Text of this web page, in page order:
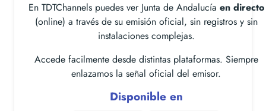
En TDTChannels puedes ver Junta de Andalucía en directo
(online) a través de su emisión oficial, sin registros y sin
instalaciones complejas.
Accede facilmente desde distintas plataformas. Siempre
enlazamos la señal oficial del emisor.
Disponible en